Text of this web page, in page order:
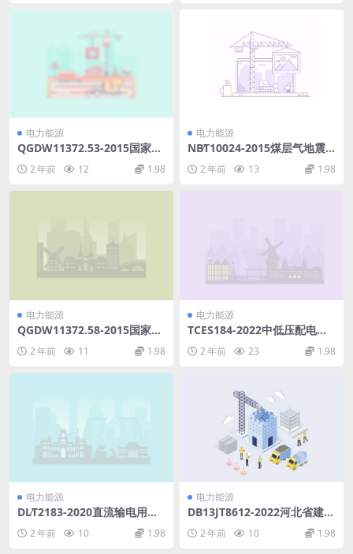
电力能源
QGDW11372.53-2015国家电
网公司技能人员岗位能力培训
规范第53部分：水电自动装置
2 年前 12 1.98
电力能源
NB∕T10024-2015煤层气地震
资料处理成果验收规范(1.31M
B)pdf
2 年前 13 1.98
电力能源
QGDW11372.58-2015国家电
网公司技能人员岗位能力培训
规范第58部分：配电带电作业
2 年前 11 1.98
电力能源
TCES184-2022中低压配电网
快速插拔电缆连接器配置技术
导则(328.6KB)pdf
2 年前 23 1.98
电力能源
DL∕T2183-2020直流输电用直
df 2 年前 10 1.98
电力能源
DB13JT8612-2022河北省建设
装工程.pdf
2 年前 10 1.98